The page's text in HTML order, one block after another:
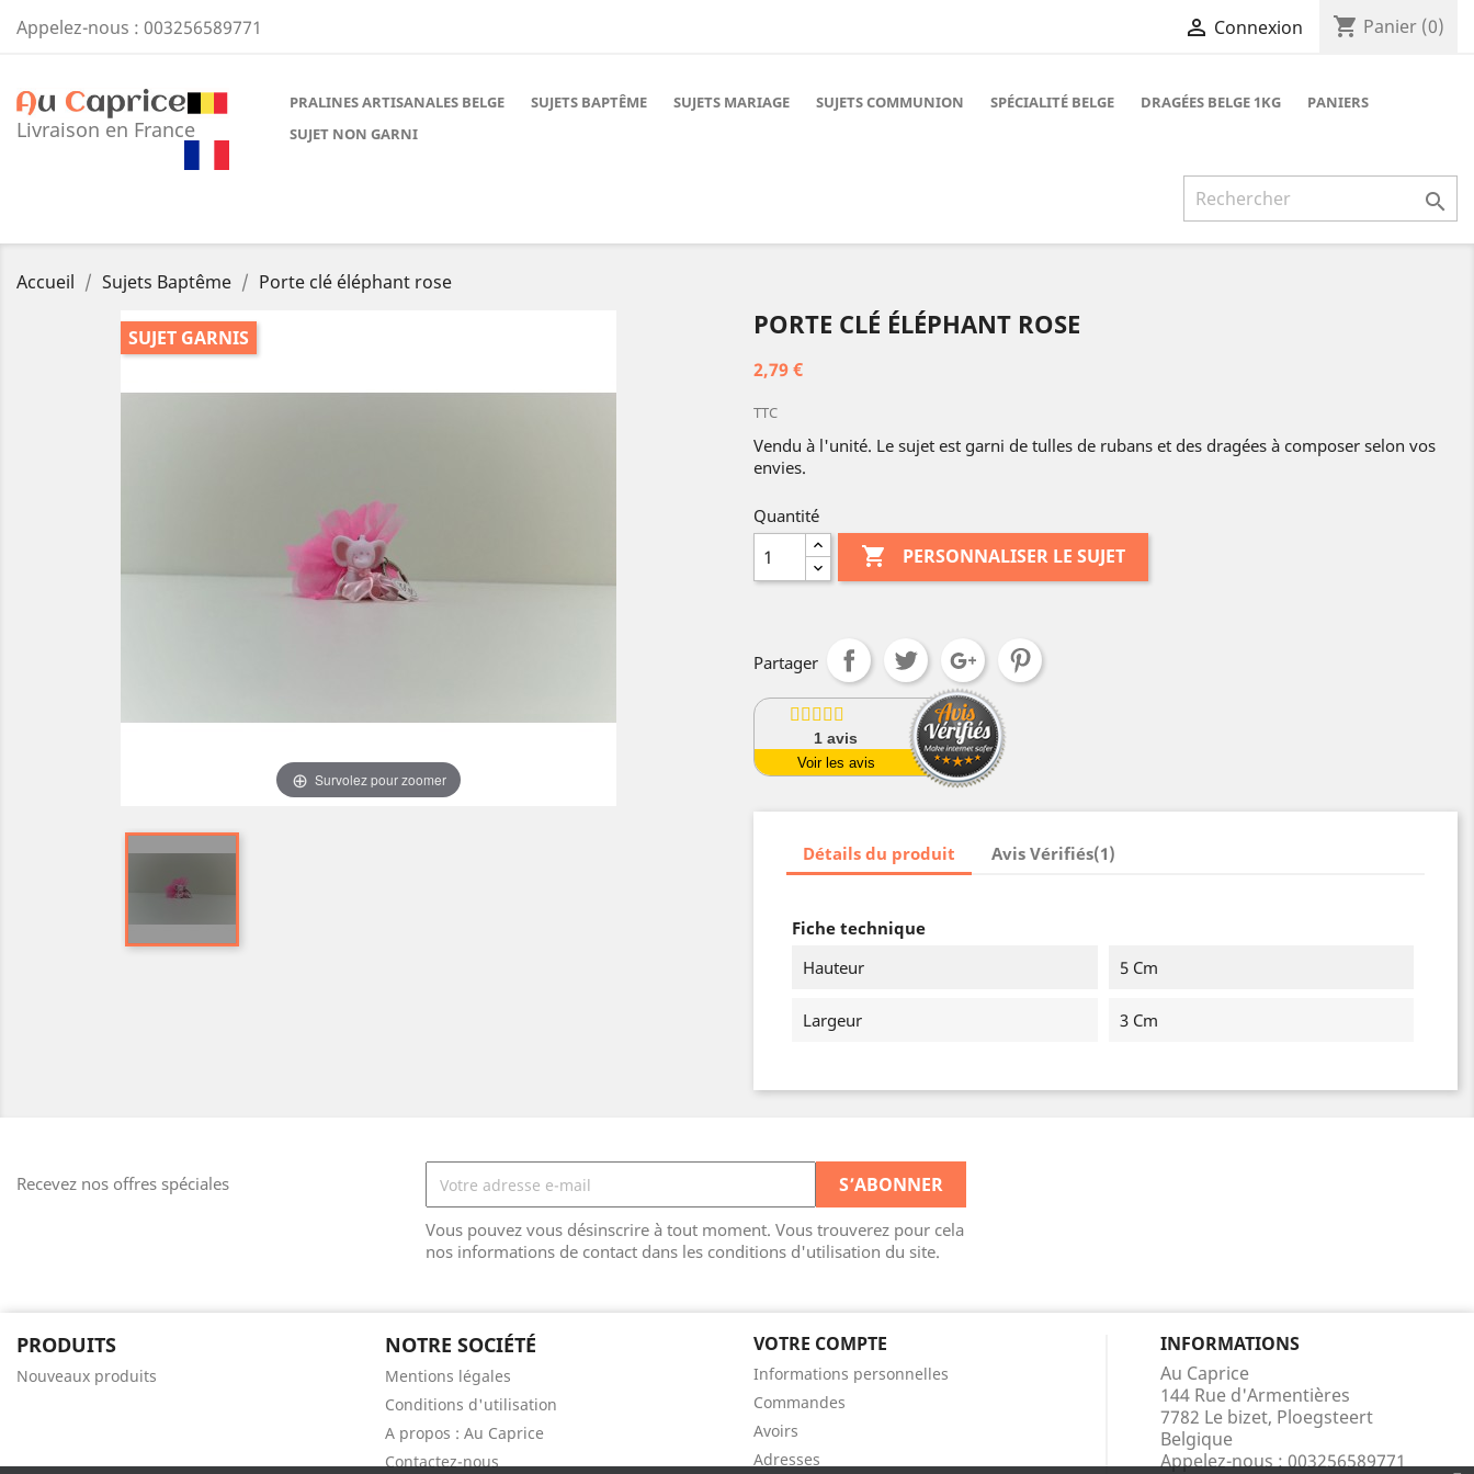
Appelez-nous : 003256589771  Connexion shopping_cart Panier (0)
Livraison en France
PRALINES ARTISANALES BELGE SUJETS BAPTÊME SUJETS MARIAGE SUJETS COMMUNION SPÉCIALITÉ BELGE DRAGÉES BELGE 1KG
PANIERS
SUJET NON GARNI

Accueil Sujets Baptême Porte clé éléphant rose
SUJET GARNIS
Survolez pour zoomer
PORTE CLÉ ÉLÉPHANT ROSE
2,79 €
TTC
Vendu à l'unité. Le sujet est garni de tulles de rubans et des dragées à composer selon vos
envies.
Quantité
 PERSONNALISER LE SUJET
Partager
1avis
Voir les avis
Détails du produit Avis Vérifiés(1)
Fiche technique
Hauteur
5 Cm
Largeur 3 Cm
Recevez nos offres spéciales
Vous pouvez vous désinscrire à tout moment. Vous trouverez pour cela
nos informations de contact dans les conditions d'utilisation du site.
PRODUITS
Nouveaux produits
NOTRE SOCIÉTÉ
Mentions légales
Conditions d'utilisation
A propos : Au Caprice
Contactez-nous
VOTRE COMPTE
Informations personnelles
Commandes
Avoirs
Adresses
INFORMATIONS
Au Caprice
144 Rue d'Armentières
7782 Le bizet, Ploegsteert
Belgique
Appelez-nous :003256589771